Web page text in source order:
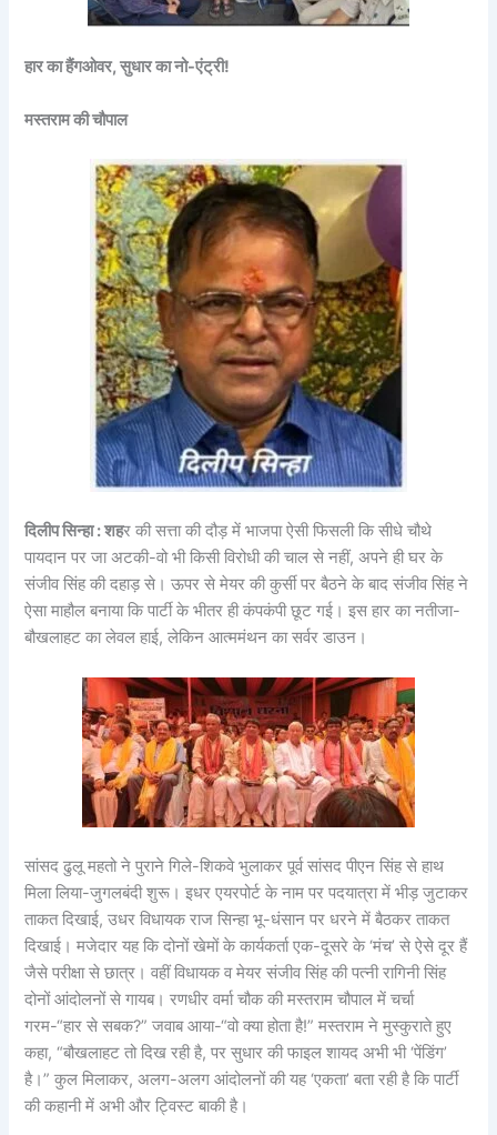
हार का हैंगओवर, सुधार का नो-एंट्री!
मस्तराम की चौपाल
दिलीप सिन्हा : शहर की सत्ता की दौड़ में भाजपा ऐसी फिसली कि सीधे चौथे
पायदान पर जा अटकी-वो भी किसी विरोधी की चाल से नहीं, अपने ही घर के
संजीव सिंह की दहाड़ से। ऊपर से मेयर की कुर्सी पर बैठने के बाद संजीव सिंह ने
ऐसा माहौल बनाया कि पार्टी के भीतर ही कंपकंपी छूट गई। इस हार का नतीजा-
बौखलाहट का लेवल हाई, लेकिन आत्ममंथन का सर्वर डाउन।
सांसद ढुलू महतो ने पुराने गिले-शिकवे भुलाकर पूर्व सांसद पीएन सिंह से हाथ
मिला लिया-जुगलबंदी शुरू। इधर एयरपोर्ट के नाम पर पदयात्रा में भीड़ जुटाकर
ताकत दिखाई, उधर विधायक राज सिन्हा भू-धंसान पर धरने में बैठकर ताकत
दिखाई। मजेदार यह कि दोनों खेमों के कार्यकर्ता एक-दूसरे के ‘मंच’ से ऐसे दूर हैं
जैसे परीक्षा से छात्र। वहीं विधायक व मेयर संजीव सिंह की पत्नी रागिनी सिंह
दोनों आंदोलनों से गायब। रणधीर वर्मा चौक की मस्तराम चौपाल में चर्चा
गरम-“हार से सबक?” जवाब आया-“वो क्या होता है!” मस्तराम ने मुस्कुराते हुए
कहा, “बौखलाहट तो दिख रही है, पर सुधार की फाइल शायद अभी भी ‘पेंडिंग’
है।” कुल मिलाकर, अलग-अलग आंदोलनों की यह ‘एकता’ बता रही है कि पार्टी
की कहानी में अभी और ट्विस्ट बाकी है।